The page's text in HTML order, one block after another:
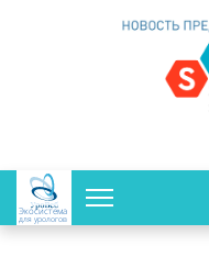
Экосистема
для урологов